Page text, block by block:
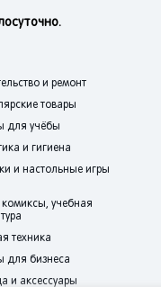
и ремонт
товары
для учёбы
и гигиена
и настольные игры
комиксы, учебная
техника
для бизнеса
и аксессуары